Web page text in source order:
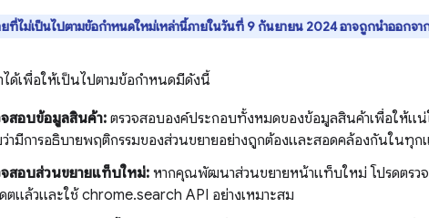
ที่ไม่เป็นไปตามข้อกำหนดใหม่เหล่านี้ภายในวันที่ 9 กันยายน 2024 อาจถูกนำออกจา
ด้เพื่อให้เป็นไปตามข้อกำหนดมีดังนี้
สอบข้อมูลสินค้า: ตรวจสอบองค์ประกอบทั้งหมดของข้อมูลสินค้าเพื่อให้แน่
ามีการอธิบายพฤติกรรมของส่วนขยายอย่างถูกต้องและสอดคล้องกันในทุ
สอบส่วนขยายแท็บใหม่: หากคุณพัฒนาส่วนขยายหน้าแท็บใหม่ โปรดตรว
ตแล้วและใช้ chrome.search API อย่างเหมาะสม